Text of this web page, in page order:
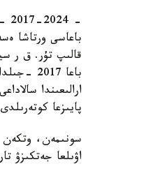
پايىزعا
سونىمەن، وتكەن
اۋىلعا جەتكىزۋ